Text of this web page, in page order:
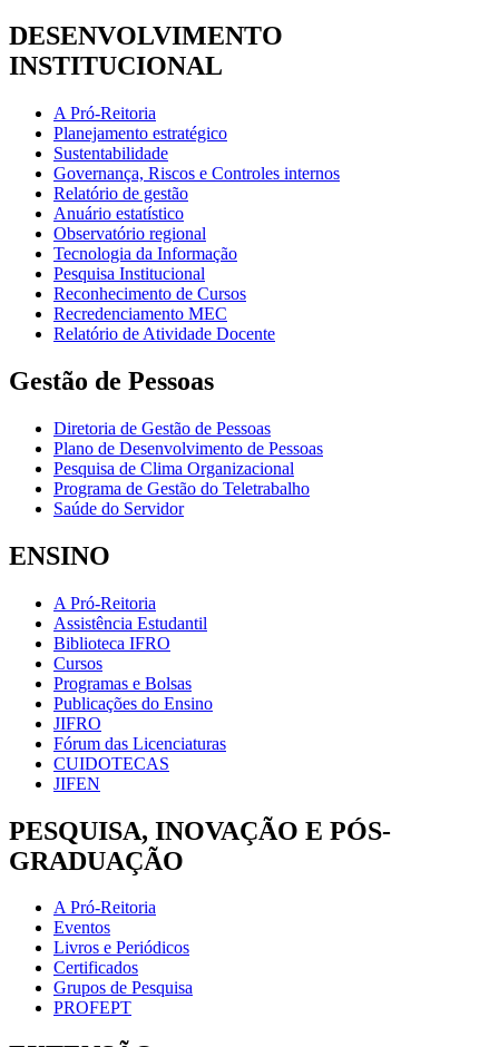
DESENVOLVIMENTO
INSTITUCIONAL
A Pró-Reitoria
Planejamento estratégico
Sustentabilidade
Governança, Riscos e Controles internos
Relatório de gestão
Anuário estatístico
Observatório regional
Tecnologia da Informação
Pesquisa Institucional
Reconhecimento de Cursos
Recredenciamento MEC
Relatório de Atividade Docente
Gestão de Pessoas
Diretoria de Gestão de Pessoas
Plano de Desenvolvimento de Pessoas
Pesquisa de Clima Organizacional
Programa de Gestão do Teletrabalho
Saúde do Servidor
ENSINO
A Pró-Reitoria
Assistência Estudantil
Biblioteca IFRO
Cursos
Programas e Bolsas
Publicações do Ensino
JIFRO
Fórum das Licenciaturas
CUIDOTECAS
JIFEN
PESQUISA, INOVAÇÃO E PÓS-
GRADUAÇÃO
A Pró-Reitoria
Eventos
Livros e Periódicos
Certificados
Grupos de Pesquisa
PROFEPT